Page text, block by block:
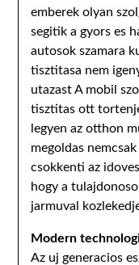
emberek olyan
segitik a gyors es
autosok szamara
tisztitasa nem
utazast A mobil
tisztitas ott
legyen az otthon
megoldas
csokkenti az
hogy a
jarmuval
Modern
Az uj generacios